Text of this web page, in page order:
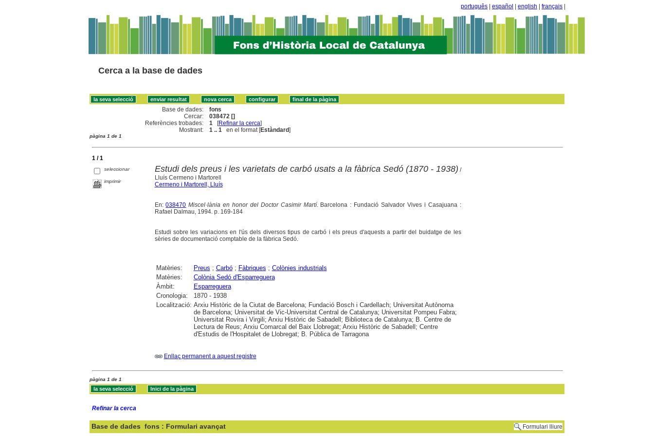
português español english français
Cerca a la base de dades
Base de dades:
fons
Cercar:
038472 []
Referències trobades:
1 [Refinar la cerca]
Mostrant:
1 .. 1 en el format [Estàndard]
pàgina 1 de 1
1 / 1
seleccionar
imprimir
Estudi dels preus i les varietats de carbó usats a la fàbrica Sedó (1870 - 1938) /
Lluís Cermeno i Martorell
Cermeno i Martorell, Lluís
En:038470 Miscel·lània en honor del Doctor Casimir Martí. Barcelona : Fundació Salvador Vives i Casajuana :
Rafael Dalmau, 1994. p. 169-184
Estudi sobre les variacions en l'ús dels diversos tipus de carbó i els preus d'aquests a partir del buidatge de les
sèries de documentació comptable de la fàbrica Sedó.
Matèries: Preus ; Carbó; Fàbriques ; Colònies industrials
Matèries:
Colònia Sedó d'Esparreguera
Àmbit:
Esparreguera
Cronologia:
1870 - 1938
Localització: Arxiu Històric de la Ciutat de Barcelona; Fundació Bosch i Cardellach; Universitat Autònoma
de Barcelona; Universitat de Vic-Universitat Central de Catalunya; Universitat Pompeu Fabra;
Universitat Rovira i Virgili; Arxiu Històric de Sabadell; Biblioteca de Catalunya; B. Centre de
Lectura de Reus; Arxiu Comarcal del Baix Llobregat; Arxiu Històric de Sabadell; Centre
d'Estudis de l'Hospitalet de Llobregat; B. Pública de Tarragona
Enllaç permanent a aquest registre
pàgina 1 de 1
Refinar la cerca
Base de dades fons : Formulari avançat Formulari lliure